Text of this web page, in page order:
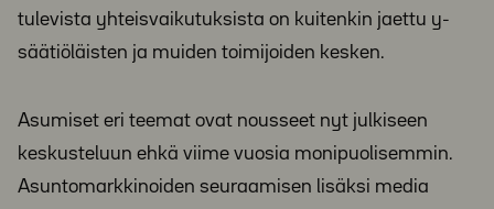
tulevista yhteisvaikutuksista on kuitenkin jaettu y-
säätiöläisten ja muiden toimijoiden kesken.
Asumiset eri teemat ovat nousseet nyt julkiseen
keskusteluun ehkä viime vuosia monipuolisemmin.
Asuntomarkkinoiden seuraamisen lisäksi media